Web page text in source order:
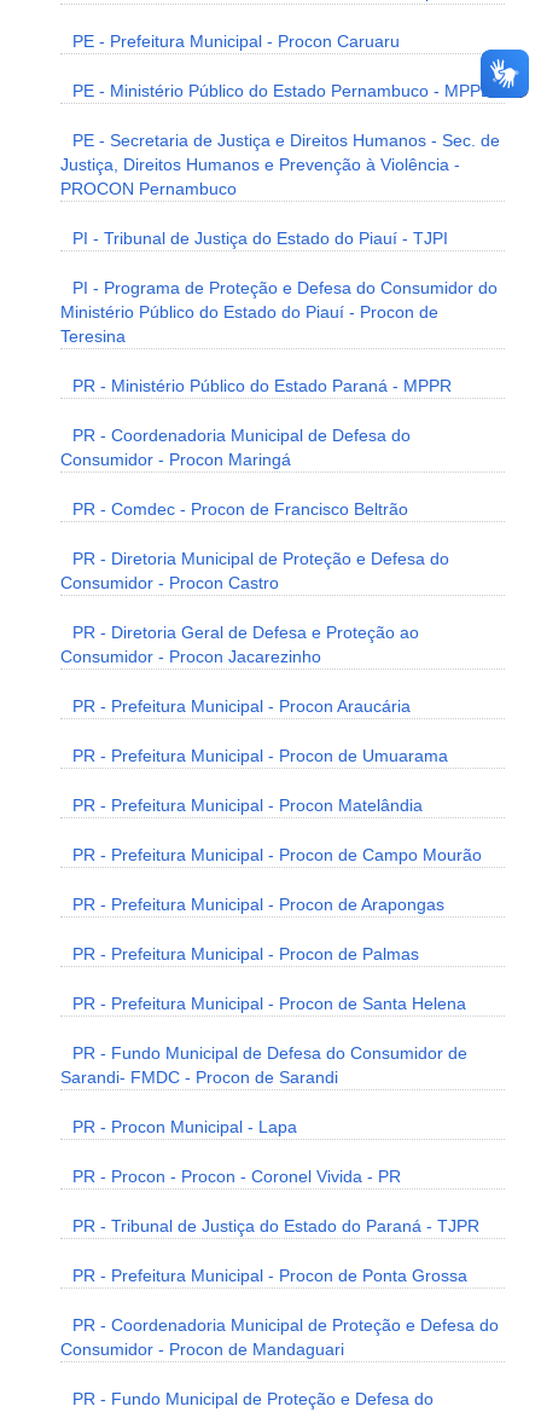
PE - Prefeitura Municipal - Procon Caruaru
PE - Ministério Público do Estado Pernambuco - MPPE
PE - Secretaria de Justiça e Direitos Humanos - Sec. de
Justiça, Direitos Humanos e Prevenção à Violência -
PROCON Pernambuco
PI - Tribunal de Justiça do Estado do Piauí - TJPI
PI - Programa de Proteção e Defesa do Consumidor do
Ministério Público do Estado do Piauí - Procon de
Teresina
PR - Ministério Público do Estado Paraná - MPPR
PR - Coordenadoria Municipal de Defesa do
Consumidor - Procon Maringá
PR - Comdec - Procon de Francisco Beltrão
PR - Diretoria Municipal de Proteção e Defesa do
Consumidor - Procon Castro
PR - Diretoria Geral de Defesa e Proteção ao
Consumidor - Procon Jacarezinho
PR - Prefeitura Municipal - Procon Araucária
PR - Prefeitura Municipal - Procon de Umuarama
PR - Prefeitura Municipal - Procon Matelândia
PR - Prefeitura Municipal - Procon de Campo Mourão
PR - Prefeitura Municipal - Procon de Arapongas
PR - Prefeitura Municipal - Procon de Palmas
PR - Prefeitura Municipal - Procon de Santa Helena
PR - Fundo Municipal de Defesa do Consumidor de
Sarandi- FMDC - Procon de Sarandi
PR - Procon Municipal - Lapa
PR - Procon - Procon - Coronel Vivida - PR
PR - Tribunal de Justiça do Estado do Paraná - TJPR
PR - Prefeitura Municipal - Procon de Ponta Grossa
PR - Coordenadoria Municipal de Proteção e Defesa do
Consumidor - Procon de Mandaguari
PR - Fundo Municipal de Proteção e Defesa do